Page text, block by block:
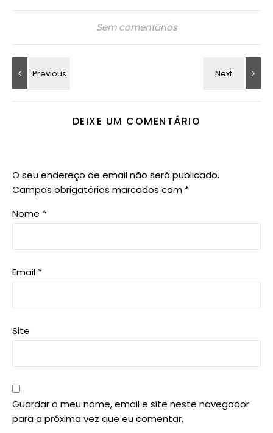
Sem comentários
DEIXE UM COMENTÁRIO
O seu endereço de email não será publicado.
Campos obrigatórios marcados com *
Nome *
Email *
Site
Guardar o meu nome, email e site neste navegador
para a próxima vez que eu comentar.